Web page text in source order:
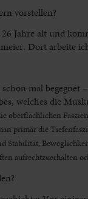
vorstellen?
Jahre alt und
Dort arbeite
mal
welches die
oberflächlichen
primär die
Stabilität,
aufrechtzuerhalten